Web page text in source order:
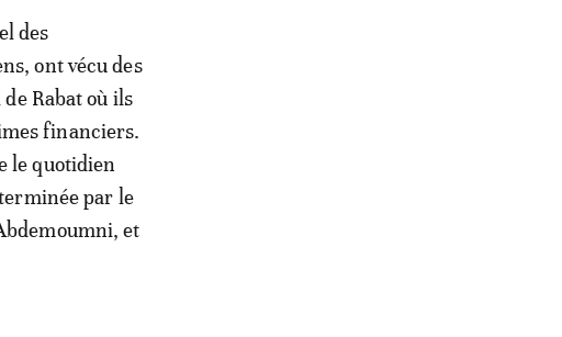
des
ont vécu des
Rabat où ils
financiers.
le quotidien
par le
et